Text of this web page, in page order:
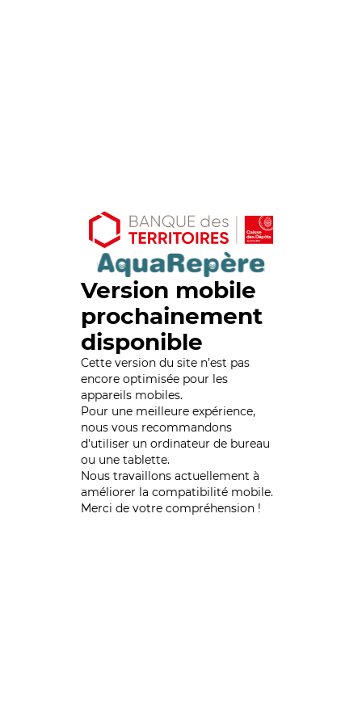
Version mobile
prochainement
disponible
Cette version du site n’est pas
encore optimisée pour les
appareils mobiles.
Pour une meilleure expérience,
nous vous recommandons
d'utiliser un ordinateur de bureau
ou une tablette.
Nous travaillons actuellement à
améliorer la compatibilité mobile.
Merci de votre compréhension !